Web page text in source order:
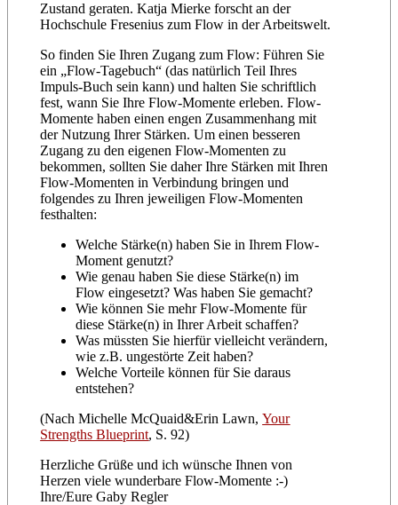
Zustand geraten. Katja Mierke forscht an der
Hochschule Fresenius zum Flow in der Arbeitswelt.
So finden Sie Ihren Zugang zum Flow: Führen Sie
ein „Flow-Tagebuch“ (das natürlich Teil Ihres
Impuls-Buch sein kann) und halten Sie schriftlich
fest, wann Sie Ihre Flow-Momente erleben. Flow-
Momente haben einen engen Zusammenhang mit
der Nutzung Ihrer Stärken. Um einen besseren
Zugang zu den eigenen Flow-Momenten zu
bekommen, sollten Sie daher Ihre Stärken mit Ihren
Flow-Momenten in Verbindung bringen und
folgendes zu Ihren jeweiligen Flow-Momenten
festhalten:
Welche Stärke(n) haben Sie in Ihrem Flow-
Moment genutzt?
Wie genau haben Sie diese Stärke(n) im
Flow eingesetzt? Was haben Sie gemacht?
Wie können Sie mehr Flow-Momente für
diese Stärke(n) in Ihrer Arbeit schaffen?
Was müssten Sie hierfür vielleicht verändern,
wie z.B. ungestörte Zeit haben?
Welche Vorteile können für Sie daraus
entstehen?
(Nach Michelle McQuaid&Erin Lawn,Your
Strengths Blueprint, S. 92)
Herzliche Grüße und ich wünsche Ihnen von
Herzen viele wunderbare Flow-Momente :-)
Ihre/Eure Gaby Regler